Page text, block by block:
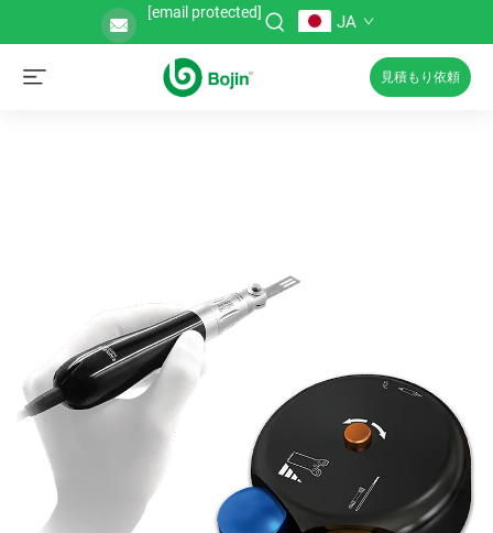
[email protected] JA
見積もり依頼